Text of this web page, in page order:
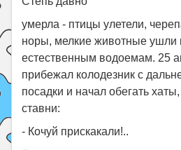
умерла - птицы улетели,
норы, мелкие животные ушли
естественным водоемам. 25
прибежал колодезник с
посадки и начал обегать
ставни:
- Кочуй прискакали!..